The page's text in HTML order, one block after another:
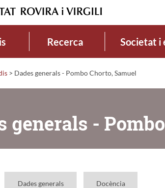
Recerca Societat i
> Dades generals - Pombo Chorto, Samuel
generals -
Dades generals
Docència